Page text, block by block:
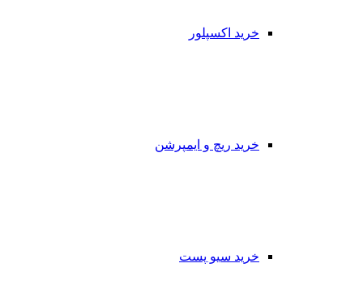
خرید اکسپلور
خرید ریچ و ایمپرشن
خرید سیو پست